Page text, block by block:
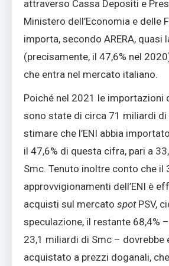
attraverso Cassa Depositi e
Ministero dell’Economia e delle
importa, secondo ARERA, quasi
(precisamente, il 47,6% nel
che entra nel mercato italiano.
Poiché nel 2021 le importazioni
sono state di circa 71 miliardi di
stimare che l’ENI abbia
il 47,6% di questa cifra, pari a
Smc. Tenuto inoltre conto che il
approvvigionamenti dell’ENI è
acquisti sul mercato spotPSV,
speculazione, il restante 68,4%
23,1 miliardi di Smc – dovrebbe
acquistato a prezzi doganali,